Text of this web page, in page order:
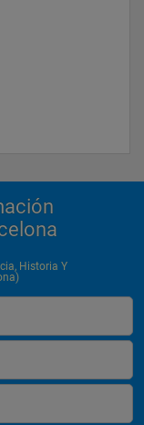
Historia Y